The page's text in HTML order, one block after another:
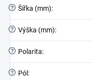
? Šířka (mm):
? Výška (mm):
? Polarita:
? Pól: